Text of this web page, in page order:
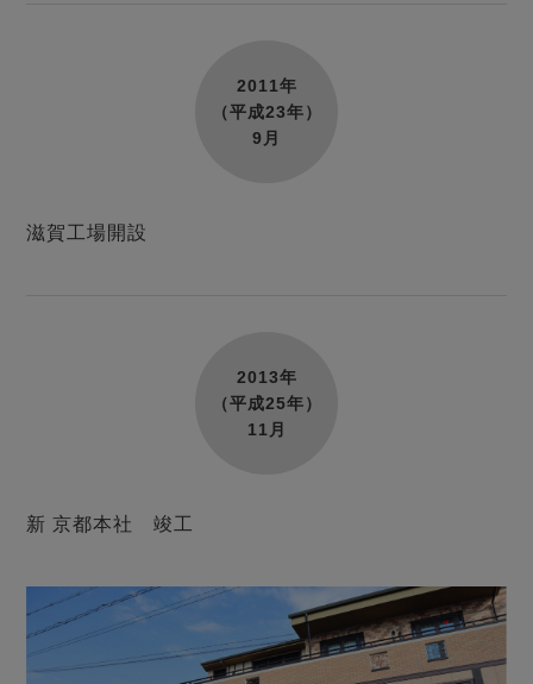
2011年
（平成23年）
9月
滋賀工場開設
2013年
（平成25年）
11月
新 京都本社 竣工